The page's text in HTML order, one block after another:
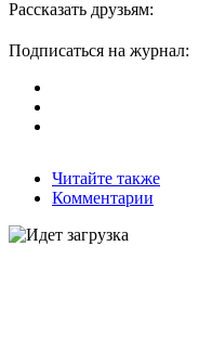
Рассказать друзьям:
Подписаться на журнал:
Читайте также
Комментарии